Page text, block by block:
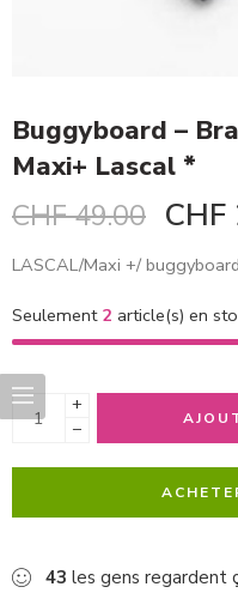
Buggyboard –
Maxi+ Lascal *
CHF49.00 CHF
LASCAL/Maxi +/
Seulement 2 article(s) en
+
−
43 les gens regardent